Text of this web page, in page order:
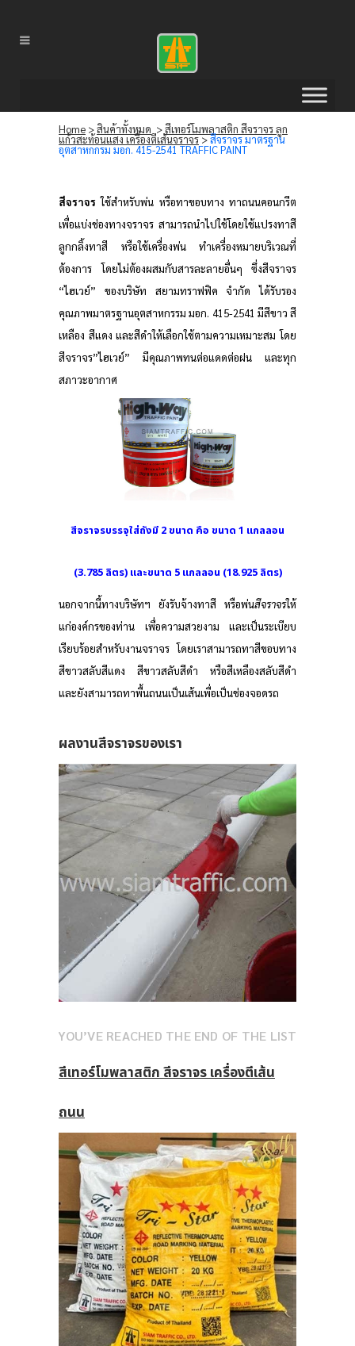
Home >สินค้าทั้งหมด >สีเทอร์โมพลาสติก สีจราจร ลูก
แก้วสะท้อนแสง เครื่องตีเส้นจราจร>สีจราจร มาตรฐาน
อุตสาหกกรม มอก. 415-2541 TRAFFIC PAINT
สีจราจรใช้สำหรับพ่น หรือทาขอบทาง ทาถนนคอนกรีต
เพื่อแบ่งช่องทางจราจร สามารถนำไปใช้โดยใช้แปรงทาสี
ลูกกลิ้งทาสี หรือใช้เครื่องพ่น ทำเครื่องหมายบริเวณที่
ต้องการ โดยไม่ต้องผสมกับสารละลายอื่นๆ ซึ่งสีจราจร
“ไฮเวย์” ของบริษัท สยามทราฟฟิค จำกัด ได้รับรอง
คุณภาพมาตรฐานอุตสาหกรรม มอก. 415-2541 มีสีขาว สี
เหลือง สีแดง และสีดำให้เลือกใช้ตามความเหมาะสม โดย
สีจราจร”ไฮเวย์” มีคุณภาพทนต่อแดดต่อฝน และทุก
สภาวะอากาศ
สีจราจรบรรจุใส่ถังมี 2 ขนาด คือ ขนาด 1 แกลลอน
(3.785 ลิตร) และขนาด 5 แกลลอน (18.925 ลิตร)
นอกจากนี้ทางบริษัทฯ ยังรับจ้างทาสี หรือพ่นสีจราจรให้
แก่องค์กรของท่าน เพื่อความสวยงาม และเป็นระเบียบ
เรียบร้อยสำหรับงานจราจร โดยเราสามารถทาสีขอบทาง
สีขาวสลับสีแดง สีขาวสลับสีดำ หรือสีเหลืองสลับสีดำ
และยังสามารถทาพื้นถนนเป็นเส้นเพื่อเป็นช่องจอดรถ
ผลงานสีจราจรของเรา
YOU’VE REACHED THE END OF THE LIST
สีเทอร์โมพลาสติก สีจราจร เครื่องตีเส้น
ถนน